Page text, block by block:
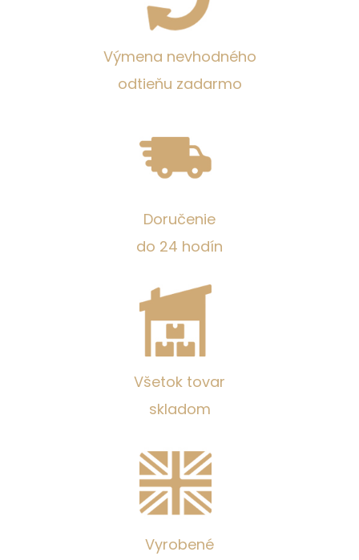
Výmena nevhodného
odtieňu zadarmo
Doručenie
do 24 hodín
Všetok tovar
skladom
Vyrobené